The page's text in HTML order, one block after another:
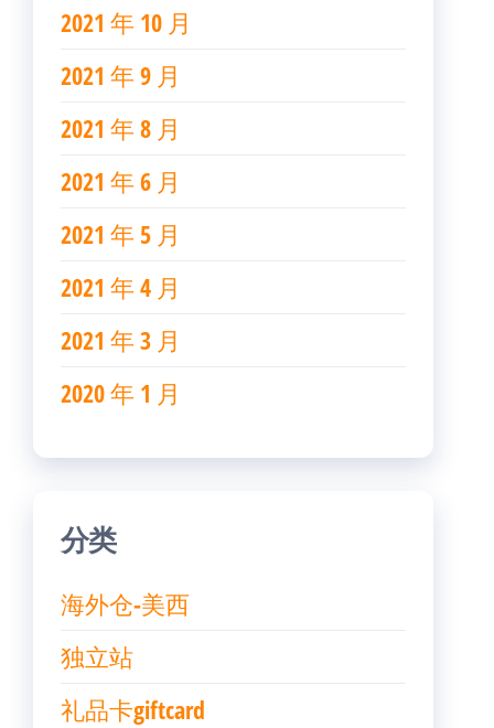
2021 年 10 月
2021 年 9 月
2021 年 8 月
2021 年 6 月
2021 年 5 月
2021 年 4 月
2021 年 3 月
2020 年 1 月
分类
海外仓-美西
独立站
礼品卡giftcard